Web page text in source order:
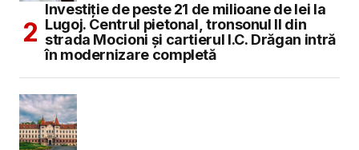
Investiție de peste 21 de milioane de lei la
Lugoj. Centrul pietonal, tronsonul II din
strada Mocioni și cartierul I.C. Drăgan intră
în modernizare completă